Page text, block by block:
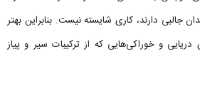
جالبی دارند، کاری شایسته نیست. بنابراین بهتر
و خوراکی‌هایی که از ترکیبات سیر و پیاز